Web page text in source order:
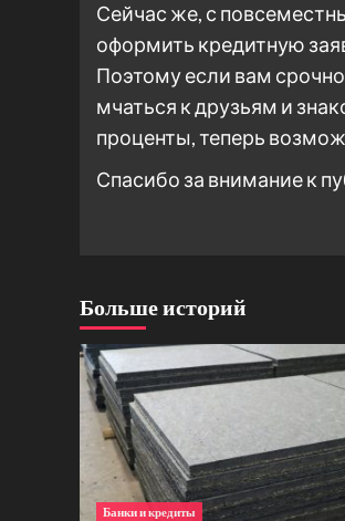
Сейчас же, с
оформить кредитную
Поэтому если вам
мчаться к друзьям и
проценты, теперь
Спасибо за внимание к
Больше историй
Банки и кредиты